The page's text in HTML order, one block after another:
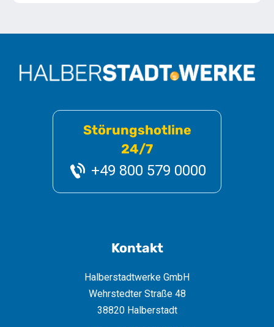
Störungshotline
24/7
+49 800 579 0000
Kontakt
Halberstadtwerke GmbH
Wehrstedter Straße 48
38820 Halberstadt